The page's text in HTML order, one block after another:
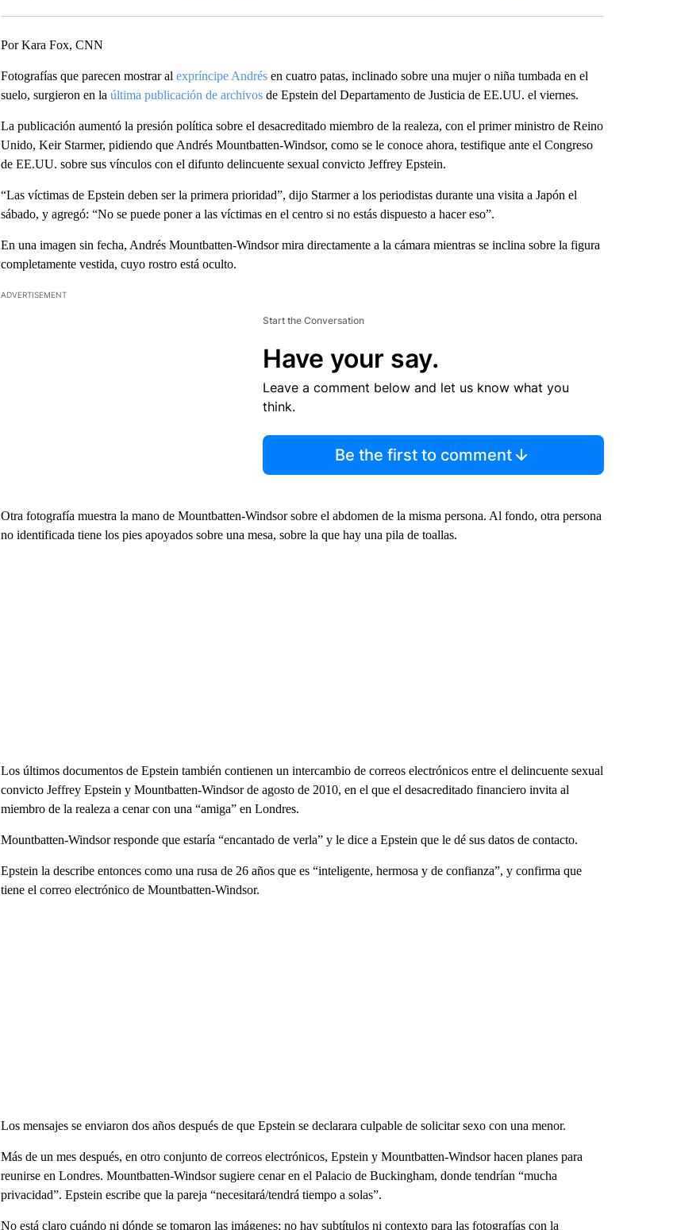
Por Kara Fox, CNN
Fotografías que parecen mostrar al expríncipe Andrésen cuatro patas, inclinado sobre una mujer o niña tumbada en el
suelo, surgieron en la última publicación de archivosde Epstein del Departamento de Justicia de EE.UU. el viernes.
La publicación aumentó la presión política sobre el desacreditado miembro de la realeza, con el primer ministro de Reino
Unido, Keir Starmer, pidiendo que Andrés Mountbatten-Windsor, como se le conoce ahora, testifique ante el Congreso
de EE.UU. sobre sus vínculos con el difunto delincuente sexual convicto Jeffrey Epstein.
“Las víctimas de Epstein deben ser la primera prioridad”, dijo Starmer a los periodistas durante una visita a Japón el
sábado, y agregó: “No se puede poner a las víctimas en el centro si no estás dispuesto a hacer eso”.
En una imagen sin fecha, Andrés Mountbatten-Windsor mira directamente a la cámara mientras se inclina sobre la figura
completamente vestida, cuyo rostro está oculto.
ADVERTISEMENT
Start the Conversation
Have your say.
Leave a comment below and let us know what you
think.
Be the first to comment
Otra fotografía muestra la mano de Mountbatten-Windsor sobre el abdomen de la misma persona. Al fondo, otra persona
no identificada tiene los pies apoyados sobre una mesa, sobre la que hay una pila de toallas.
Los últimos documentos de Epstein también contienen un intercambio de correos electrónicos entre el delincuente sexual
convicto Jeffrey Epstein y Mountbatten-Windsor de agosto de 2010, en el que el desacreditado financiero invita al
miembro de la realeza a cenar con una “amiga” en Londres.
Mountbatten-Windsor responde que estaría “encantado de verla” y le dice a Epstein que le dé sus datos de contacto.
Epstein la describe entonces como una rusa de 26 años que es “inteligente, hermosa y de confianza”, y confirma que
tiene el correo electrónico de Mountbatten-Windsor.
Los mensajes se enviaron dos años después de que Epstein se declarara culpable de solicitar sexo con una menor.
Más de un mes después, en otro conjunto de correos electrónicos, Epstein y Mountbatten-Windsor hacen planes para
reunirse en Londres. Mountbatten-Windsor sugiere cenar en el Palacio de Buckingham, donde tendrían “mucha
privacidad”. Epstein escribe que la pareja “necesitará/tendrá tiempo a solas”.
No está claro cuándo ni dónde se tomaron las imágenes; no hay subtítulos ni contexto para las fotografías con la